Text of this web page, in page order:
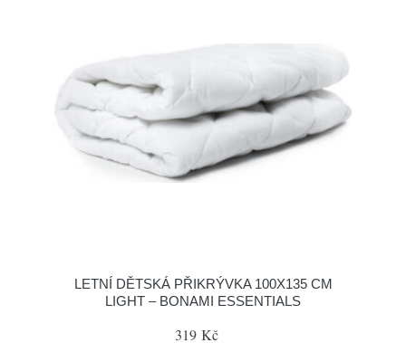
LETNÍ DĚTSKÁ PŘIKRÝVKA 100X135 CM
LIGHT – BONAMI ESSENTIALS
319 Kč